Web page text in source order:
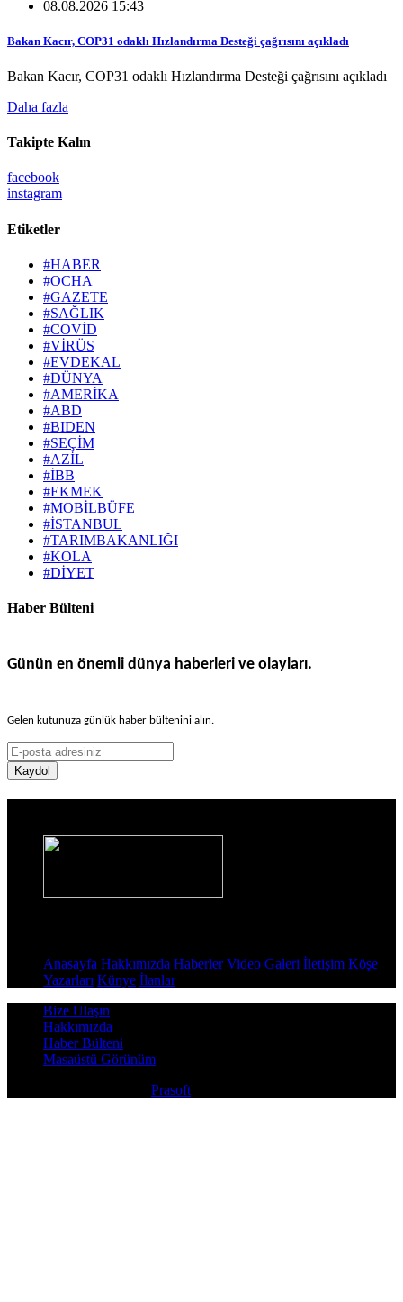
08.08.2026 15:43
Bakan Kacır, COP31 odaklı Hızlandırma Desteği çağrısını açıkladı
Bakan Kacır, COP31 odaklı Hızlandırma Desteği çağrısını açıkladı
Daha fazla
Takipte Kalın
facebook
instagram
Etiketler
#HABER
#OCHA
#GAZETE
#SAĞLIK
#COVİD
#VİRÜS
#EVDEKAL
#DÜNYA
#AMERİKA
#ABD
#BIDEN
#SEÇİM
#AZİL
#İBB
#EKMEK
#MOBİLBÜFE
#İSTANBUL
#TARIMBAKANLIĞI
#KOLA
#DİYET
Haber Bülteni
Günün en önemli dünya haberleri ve olayları.
Gelen kutunuza günlük haber bültenini alın.
Kaydol
Anasayfa Hakkımızda Haberler Video Galeri İletişim Köşe
Yazarları Künye İlanlar
Bize Ulaşın
Hakkımızda
Haber Bülteni
Masaüstü Görünüm
Prasoft